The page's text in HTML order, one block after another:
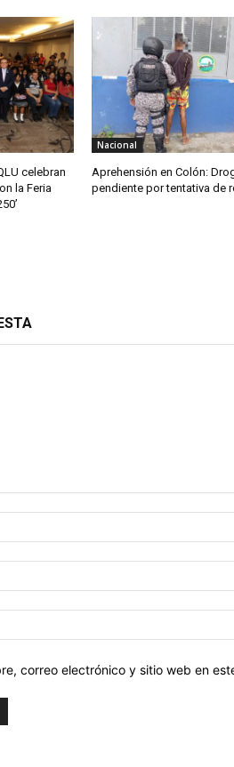
celebran
la Feria
Nacional
Aprehensión en Colón:
pendiente por tentativa de
correo electrónico y sitio web en